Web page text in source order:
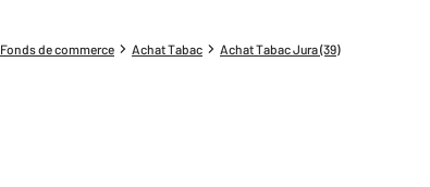
Fonds de commerce Achat Tabac Achat Tabac Jura (39)